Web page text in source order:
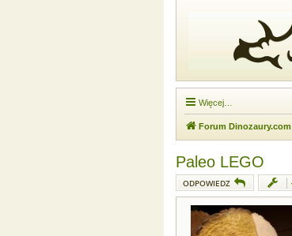
Więcej…
Forum Dinozaury.com
Paleo LEGO
ODPOWIEDZ